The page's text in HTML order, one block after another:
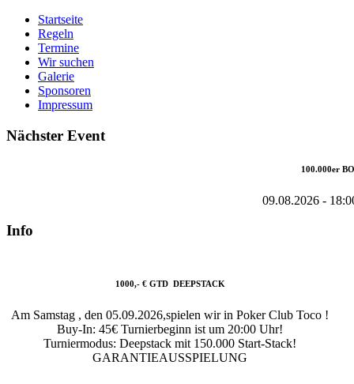
Startseite
Regeln
Termine
Wir suchen
Galerie
Sponsoren
Impressum
Nächster Event
100.000er
09.08.2026-
Info
1000,- € GTD DEEPSTACK
Am Samstag , den 05.09.2026,spielen wir in Poker Club Toco !
Buy-In: 45€ Turnierbeginn ist um 20:00 Uhr!
Turniermodus: Deepstack mit 150.000 Start-Stack!
GARANTIEAUSSPIELUNG